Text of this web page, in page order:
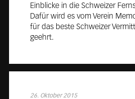
Einblicke in die Schweizer
Dafür wird es vom Verein
für das beste Schweizer
geehrt.
26. Oktober 2015